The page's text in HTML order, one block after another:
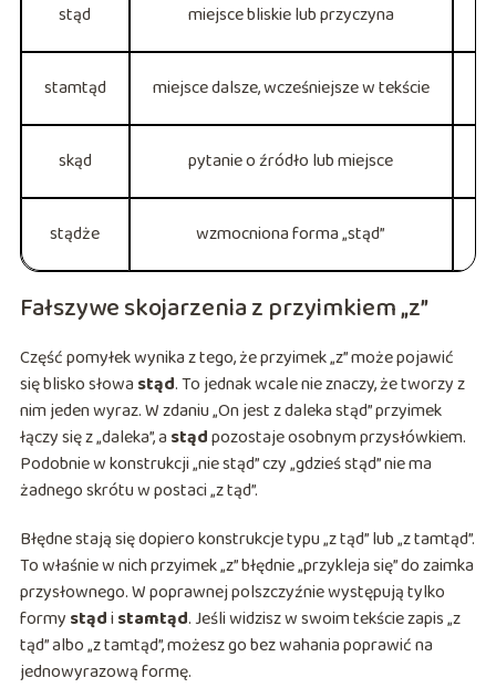
stąd miejsce bliskie lub przyczyna
stamtąd miejsce dalsze, wcześniejsze w tekście
skąd pytanie o źródło lub miejsce
stądże wzmocniona forma „stąd”
Fałszywe skojarzenia z przyimkiem „z”
Część pomyłek wynika z tego, że przyimek „z” może pojawić
się blisko słowa stąd. To jednak wcale nie znaczy, że tworzy z
nim jeden wyraz. W zdaniu „On jest z daleka stąd” przyimek
łączy się z „daleka”, a stądpozostaje osobnym przysłówkiem.
Podobnie w konstrukcji „nie stąd” czy „gdzieś stąd” nie ma
żadnego skrótu w postaci „z tąd”.
Błędne stają się dopiero konstrukcje typu „z tąd” lub „z tamtąd”.
To właśnie w nich przyimek „z” błędnie „przykleja się” do zaimka
przysłownego. W poprawnej polszczyźnie występują tylko
formy stądi stamtąd. Jeśli widzisz w swoim tekście zapis „z
tąd” albo „z tamtąd”, możesz go bez wahania poprawić na
jednowyrazową formę.